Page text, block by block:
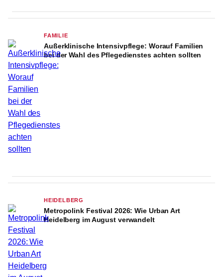
FAMILIE
Außerklinische Intensivpflege: Worauf Familien
bei der Wahl des Pflegedienstes achten sollten
HEIDELBERG
Metropolink Festival 2026: Wie Urban Art
Heidelberg im August verwandelt